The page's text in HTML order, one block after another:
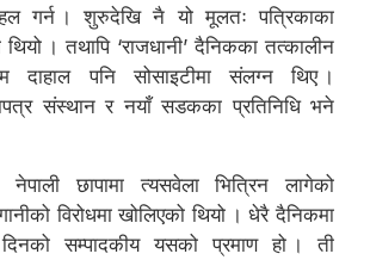
गर्न । शुरुदेखि नै यो मूलतः पत्रिकाका
। तथापि ‘राजधानी’ दैनिकका तत्कालीन
दाहाल पनि सोसाइटीमा संलग्न थिए ।
संस्थान र नयाँ सडकका प्रतिनिधि भने
नेपाली छापामा त्यसवेला भित्रिन लागेको
विरोधमा खोलिएको थियो । धेरै दैनिकमा
सम्पादकीय यसको प्रमाण हो । ती